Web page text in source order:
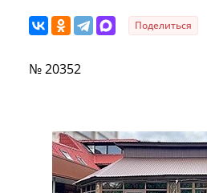
Поделиться
№ 20352